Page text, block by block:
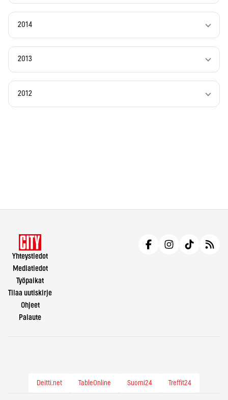
2014
2013
2012
Yhteystiedot
Mediatiedot
Työpaikat
Tilaa uutiskirje
Ohjeet
Palaute
Deitti.net TableOnline Suomi24 Treffit24